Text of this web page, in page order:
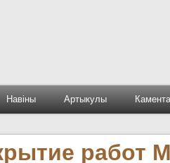
Навіны Артыкулы
работ